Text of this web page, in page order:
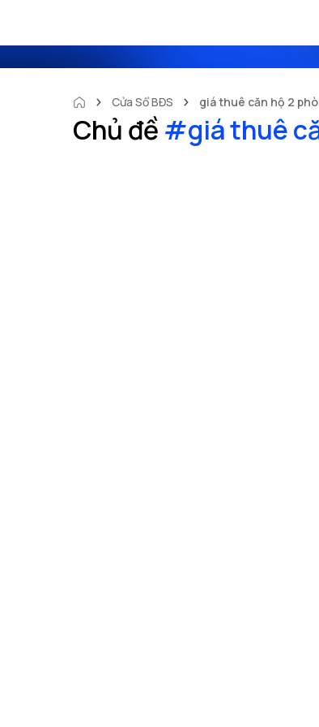
Cửa Sổ BĐS giá thuê căn hộ 2
Chủ đề #giá thuê